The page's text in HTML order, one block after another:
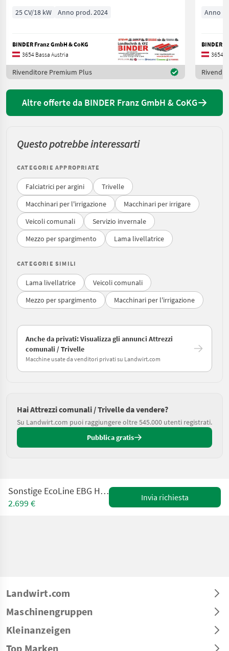
25 CV/18 kW Anno prod. 2024
BINDER Franz GmbH & CoKG
3654 Bassa Austria
Rivenditore Premium Plus
Anno
BINDER
3654
Altre offerte da BINDER Franz GmbH & CoKG
Questo potrebbe interessarti
CATEGORIE APPROPRIATE
Falciatrici per argini
Trivelle
Macchinari per l'irrigazione
Macchinari per irrigare
Veicoli comunali
Servizio invernale
Mezzo per spargimento
Lama livellatrice
CATEGORIE SIMILI
Lama livellatrice
Veicoli comunali
Mezzo per spargimento
Macchinari per l'irrigazione
Anche da privati: Visualizza gli annunci Attrezzi
comunali / Trivelle
Macchine usate da venditori privati su Landwirt.com
Hai Attrezzi comunali / Trivelle da vendere?
Su Landwirt.com puoi raggiungere oltre 545.000 utenti registrati.
Pubblica gratis
Sonstige EcoLine EBG Heavy Duty 5000 m. EURO+Set
2.699 €
Invia richiesta
Landwirt.com
Maschinengruppen
Kleinanzeigen
Top Marken